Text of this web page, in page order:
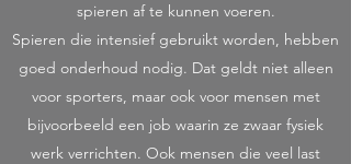
spieren af te kunnen voeren.
Spieren die intensief gebruikt worden, hebben
goed onderhoud nodig. Dat geldt niet alleen
voor sporters, maar ook voor mensen met
bijvoorbeeld een job waarin ze zwaar fysiek
werk verrichten. Ook mensen die veel last